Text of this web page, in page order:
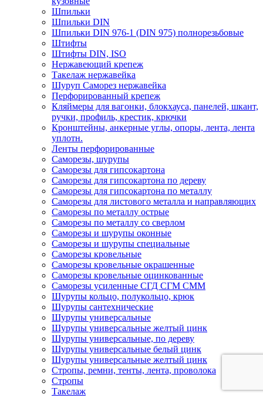
Шпильки
Шпильки DIN
Шпильки DIN 976-1 (DIN 975) полнорезьбовые
Штифты
Штифты DIN, ISO
Нержавеющий крепеж
Такелаж нержавейка
Шуруп Саморез нержавейка
Перфорированный крепеж
Кляймеры для вагонки, блокхауса, панелей, шкант,
ручки, профиль, крестик, крючки
Кронштейны, анкерные углы, опоры, лента, лента
уплотн.
Ленты перфорированные
Саморезы, шурупы
Саморезы для гипсокартона
Саморезы для гипсокартона по дереву
Саморезы для гипсокартона по металлу
Саморезы для листового металла и направляющих
Саморезы по металлу острые
Саморезы по металлу со сверлом
Саморезы и шурупы оконные
Саморезы и шурупы специальные
Саморезы кровельные
Саморезы кровельные окрашенные
Саморезы кровельные оцинкованные
Саморезы усиленные СГД СГМ СММ
Шурупы кольцо, полукольцо, крюк
Шурупы сантехнические
Шурупы универсальные
Шурупы универсальные желтый цинк
Шурупы универсальные, по дереву
Шурупы универсальные белый цинк
Шурупы универсальные желтый цинк
Стропы, ремни, тенты, лента, проволока
Стропы
Такелаж